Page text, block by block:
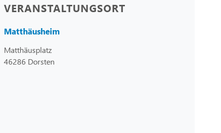
VERANSTALTUNGSORT
Matthäusheim
Matthäusplatz
46286 Dorsten